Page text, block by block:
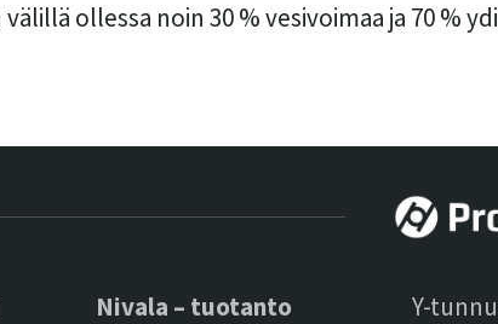
ollessa noin 30 % vesivoimaa ja 70 %
Nivala – tuotanto
Y-